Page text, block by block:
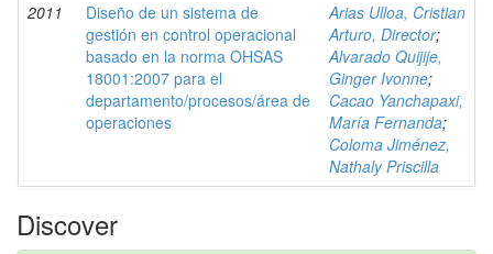
2011
Diseño de un sistema de
gestión en control operacional
basado en la norma OHSAS
18001:2007 para el
departamento/procesos/área de
operaciones
Arias Ulloa, Cristian
Arturo, Director;
Alvarado Quijije,
Ginger Ivonne;
Cacao Yanchapaxi,
María Fernanda;
Coloma Jiménez,
Nathaly Priscilla
Discover